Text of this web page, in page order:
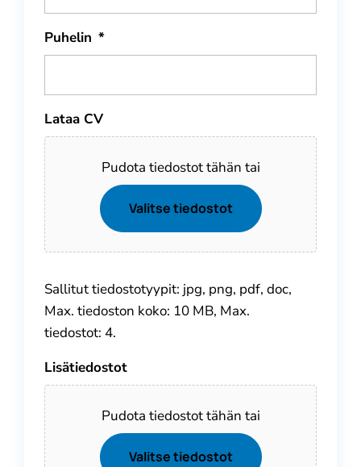
Puhelin *
Lataa CV
Pudota tiedostot tähän tai
Valitse tiedostot
Sallitut tiedostotyypit: jpg, png, pdf, doc,
Max. tiedoston koko: 10 MB, Max.
tiedostot: 4.
Lisätiedostot
Pudota tiedostot tähän tai
Valitse tiedostot